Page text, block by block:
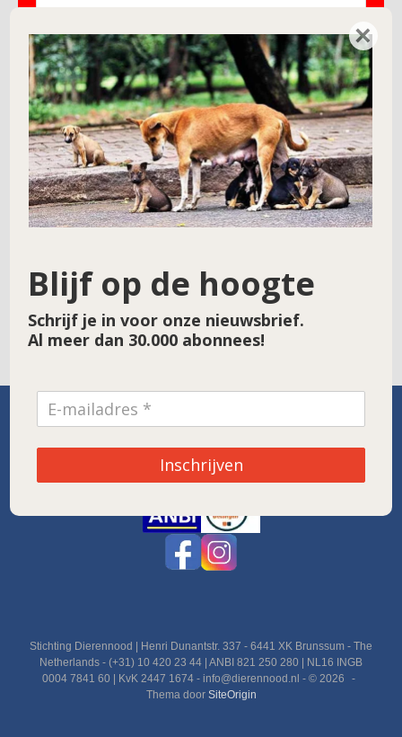
Naam*
E-mail*
Site
Stichting Dierennood | Henri Dunantstr. 337 - 6441 XK Brunssum - The
Netherlands - (+31) 10 420 23 44 | ANBI 821 250 280 | NL16 INGB
0004 7841 60 | KvK 2447 1674 - info@dierennood.nl - © 2026
Thema door SiteOrigin
×
Blijf op de hoogte
Schrijf je in voor onze nieuwsbrief.
Al meer dan 30.000 abonnees!
Inschrijven